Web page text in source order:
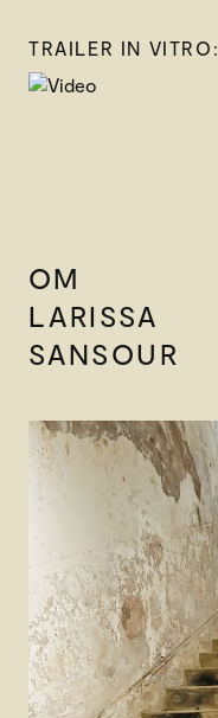
TRAILER IN VITRO:
OM
LARISSA
SANSOUR